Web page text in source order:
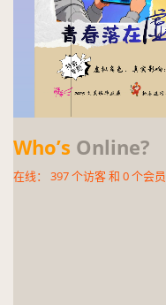
Who’s Online?
在线： 397个访客 和 0个会员